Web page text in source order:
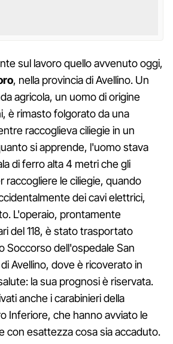
sul lavoro quello avvenuto oggi,
, nella provincia di Avellino. Un
agricola, un uomo di origine
è rimasto folgorato da una
raccoglieva ciliegie in un
si apprende, l'uomo stava
di ferro alta 4 metri che gli
raccogliere le ciliegie, quando
dei cavi elettrici,
L'operaio, prontamente
del 118, è stato trasportato
Soccorso dell'ospedale San
Avellino, dove è ricoverato in
la sua prognosi è riservata.
anche i carabinieri della
Inferiore, che hanno avviato le
con esattezza cosa sia accaduto.